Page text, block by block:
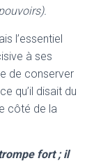
l’essentiel
à ses
de conserver
qu’il disait du
côté de la
fort ; il